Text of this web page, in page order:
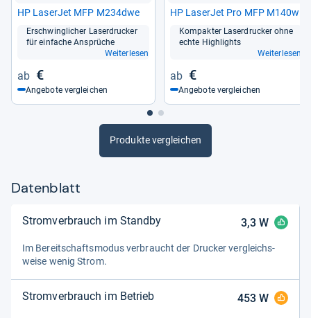
HP Laser­Jet MFP M234dwe
Erschwing­li­cher Laser­dru­cker
für ein­fa­che Ansprü­che
Weiterlesen
€
Angebote vergleichen
HP Laser­Jet Pro MFP M140w
Kom­pak­ter Laser­dru­cker ohne
echte High­lights
Weiterlesen
€
Angebote vergleichen
Produkte vergleichen
Datenblatt
Stromverbrauch im Standby 3,3W
Im Bereit­schafts­mo­dus ver­braucht der Dru­cker ver­gleichs­
weise wenig Strom.
Stromverbrauch im Betrieb 453W